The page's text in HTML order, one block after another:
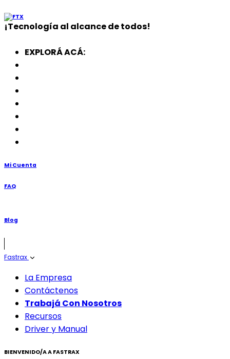
¡Tecnología al alcance de todos!
EXPLORÁ ACÁ:
Mi Cuenta
FAQ
Blog
Fastrax
La Empresa
Contáctenos
Trabajá Con Nosotros
Recursos
Driver y Manual
BIENVENIDO/A A FASTRAX